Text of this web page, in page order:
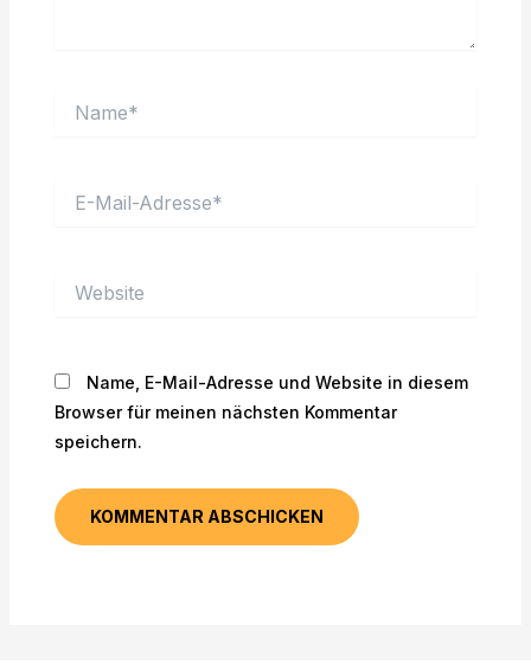
Mail-
Name, E-Mail-Adresse und Website in diesem
Browser für meinen nächsten Kommentar
speichern.